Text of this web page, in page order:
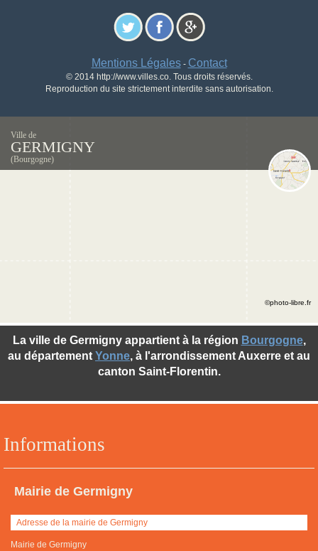
Mentions Légales- Contact
© 2014 http://www.villes.co. Tous droits réservés.
Reproduction du site strictement interdite sans autorisation.
Ville de
GERMIGNY
(Bourgogne)
Informations
Mairie de Germigny
Adresse de la mairie de Germigny
Mairie de Germigny
La ville de Germigny appartient à la région Bourgogne,
au département Yonne, à l'arrondissement Auxerre et au
canton Saint-Florentin.
©photo-libre.fr